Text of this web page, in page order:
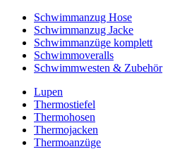
Schwimmanzug Hose
Schwimmanzug Jacke
Schwimmanzüge komplett
Schwimmoveralls
Schwimmwesten & Zubehör
Lupen
Thermostiefel
Thermohosen
Thermojacken
Thermoanzüge